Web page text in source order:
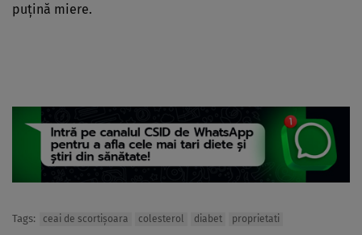
puţină miere.
Tags: ceai de scortişoara colesterol diabet proprietati